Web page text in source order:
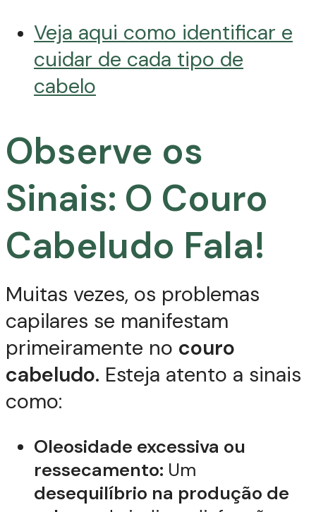
Veja aqui como identificar e
cuidar de cada tipo de
cabelo
Observe os
Sinais: O Couro
Cabeludo Fala!
Muitas vezes, os problemas
capilares se manifestam
primeiramente no couro
cabeludo. Esteja atento a sinais
como:
Oleosidade excessiva ou
ressecamento: Um
desequilíbrio na produção de